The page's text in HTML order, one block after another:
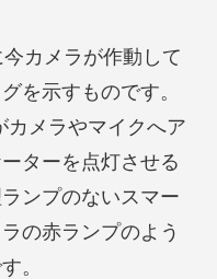
カメラが作動して
を示すものです。
カメラやマイクへア
ターを点灯させる
ンプのないスマー
の赤ランプのよう
。